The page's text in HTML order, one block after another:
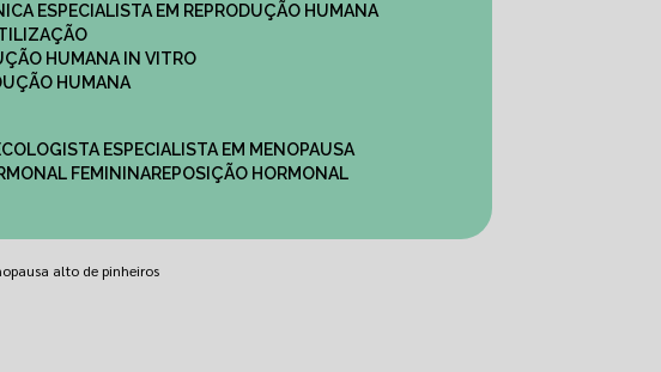
ESPECIALISTA EM REPRODUÇÃO HUMANA
HUMANA IN VITRO
HUMANA
ESPECIALISTA EM MENOPAUSA
FEMININA
REPOSIÇÃO HORMONAL
alto de pinheiros